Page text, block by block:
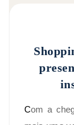
Com a chegada do Natal, a solidariedade